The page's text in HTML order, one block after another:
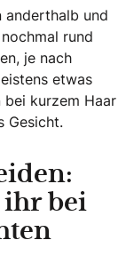
anderthalb und
rund
je nach
etwas
bei kurzem Haar
Gesicht.
ihr bei